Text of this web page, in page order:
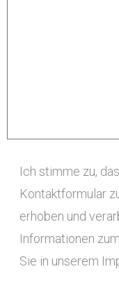
Ich stimme zu,
Kontaktformular
erhoben und
Informationen
Sie in unserem